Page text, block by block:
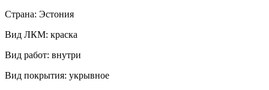
Страна: Эстония
Вид ЛКМ: краска
Вид работ: внутри
Вид покрытия: укрывное